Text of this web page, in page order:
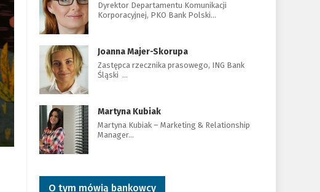
Dyrektor Departamentu Komunikacji
Korporacyjnej, PKO Bank Polski…
Joanna Majer-Skorupa
Zastępca rzecznika prasowego, ING Bank
Śląski …
Martyna Kubiak
Martyna Kubiak – Marketing & Relationship
Manager…
O tym mówią bankowcy